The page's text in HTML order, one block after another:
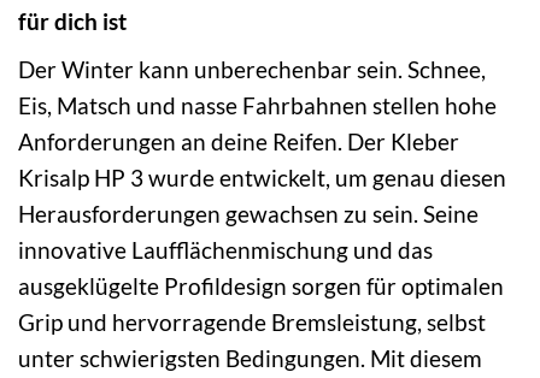
für dich ist
Der Winter kann unberechenbar sein. Schnee,
Eis, Matsch und nasse Fahrbahnen stellen hohe
Anforderungen an deine Reifen. Der Kleber
Krisalp HP 3 wurde entwickelt, um genau diesen
Herausforderungen gewachsen zu sein. Seine
innovative Laufflächenmischung und das
ausgeklügelte Profildesign sorgen für optimalen
Grip und hervorragende Bremsleistung, selbst
unter schwierigsten Bedingungen. Mit diesem